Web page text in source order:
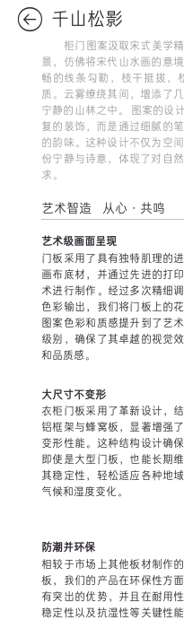
千山松影
柜门图案汲取宋式美学
景，仿佛将宋代山水画的意
畅的线条勾勒，枝干挺拔，
质。云雾缭绕其间，增添了
宁静的山林之中。 图案的设
复的装饰，而是通过细腻的
的韵味。这种设计不仅为空
份宁静与诗意，体现了对自
求。
艺术智造 从心·共鸣
艺术级画面呈现
门板采用了具有独特肌理的
画布底材，并通过先进的打
术进行制作。经过多次精细
色彩输出，我们将门板上的
图案色彩和质感提升到了艺
级别，确保了其卓越的视觉
和品质感。
大尺寸不变形
衣柜门板采用了革新设计，
铝框架与蜂窝板，显著增强
变形性能。这种结构设计确
即使是大型门板，也能长期
其稳定性，轻松适应各种地
气候和湿度变化。
防潮并环保
相较于市场上其他板材制作
板，我们的产品在环保性方
有突出的优势，并且在耐用性
稳定性以及抗湿性等关键性